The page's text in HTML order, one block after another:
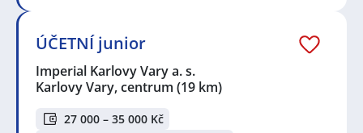
ÚČETNÍ junior
Imperial Karlovy Vary a. s.
Karlovy Vary, centrum (19 km)
27 000 – 35 000 Kč